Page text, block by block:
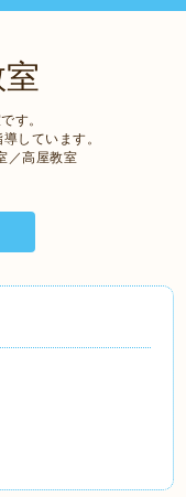
す。
しています。
／高屋教室